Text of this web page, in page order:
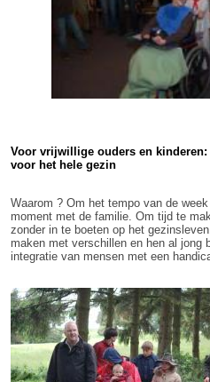
Voor vrijwillige ouders en
voor het hele gezin
Waarom ? Om het tempo van de
moment met de familie. Om tijd te
zonder in te boeten op het
maken met verschillen en hen al jong
integratie van mensen met een